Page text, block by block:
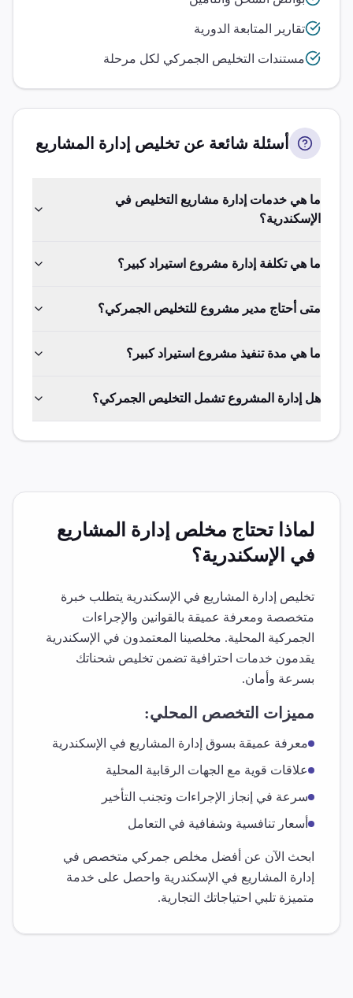
تقارير المتابعة الدورية
مستندات التخليص الجمركي لكل مرحلة
أسئلة شائعة عن تخليص إدارة المشاريع
ما هي خدمات إدارة مشاريع التخليص في
الإسكندرية؟
ما هي تكلفة إدارة مشروع استيراد كبير؟
متى أحتاج مدير مشروع للتخليص الجمركي؟
ما هي مدة تنفيذ مشروع استيراد كبير؟
هل إدارة المشروع تشمل التخليص الجمركي؟
لماذا تحتاج مخلص إدارة المشاريع
في الإسكندرية؟
تخليص إدارة المشاريع في الإسكندرية يتطلب خبرة
متخصصة ومعرفة عميقة بالقوانين والإجراءات
الجمركية المحلية. مخلصينا المعتمدون في الإسكندرية
يقدمون خدمات احترافية تضمن تخليص شحناتك
بسرعة وأمان.
مميزات التخصص المحلي:
معرفة عميقة بسوق إدارة المشاريع في الإسكندرية
علاقات قوية مع الجهات الرقابية المحلية
سرعة في إنجاز الإجراءات وتجنب التأخير
أسعار تنافسية وشفافية في التعامل
ابحث الآن عن أفضل مخلص جمركي متخصص في
إدارة المشاريع في الإسكندرية واحصل على خدمة
متميزة تلبي احتياجاتك التجارية.